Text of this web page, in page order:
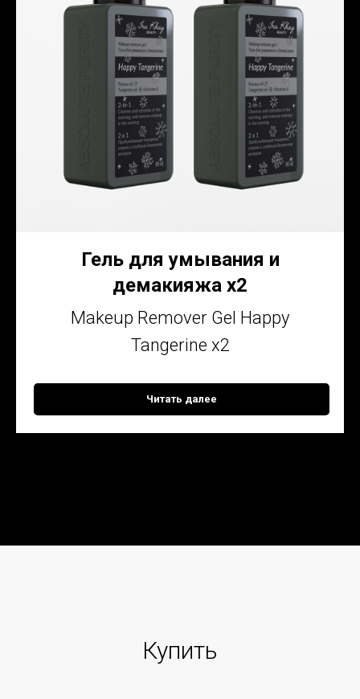
Гель для умывания и
демакияжа x2
Makeup Remover Gel Happy
Tangerine x2
Читать далее
Купить